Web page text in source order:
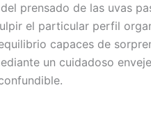
prensado de las uvas
el particular perfil
capaces de
un cuidadoso